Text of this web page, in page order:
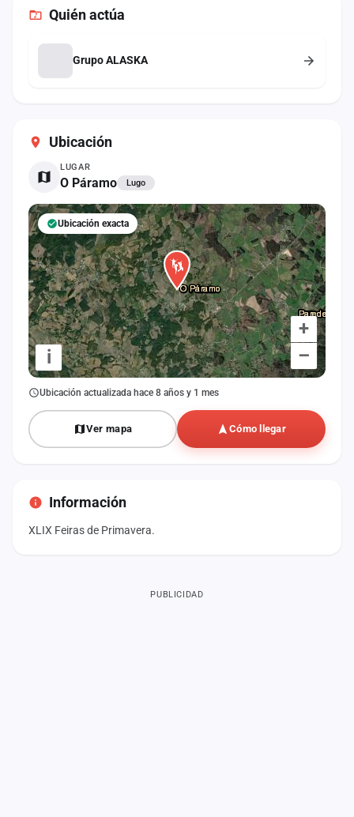
Ubicación
LUGAR
O Páramo Lugo
+
–
i
Ubicación exacta
Ubicación actualizada hace 8 años y 1 mes
Ver mapa Cómo llegar
Información
XLIX Feiras de Primavera.
Quién actúa
Grupo ALASKA
PUBLICIDAD